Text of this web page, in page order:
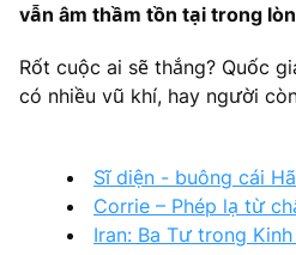
vẫn âm thầm tồn tại trong
Rốt cuộc ai sẽ thắng? Quốc
có nhiều vũ khí, hay người
Sĩ diện - buông cái
Corrie – Phép lạ từ
Iran: Ba Tư trong